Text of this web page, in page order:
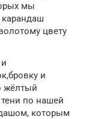
мы
цвету
и
жёлтый
по нашей
которым